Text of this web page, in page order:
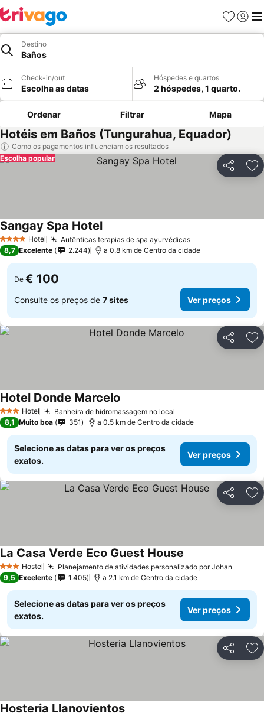
Favoritos
Iniciar
Destino
Baños
Check-in/out
Escolha as datas
Hóspedes e quartos
2 hóspedes, 1 quarto.
Ordenar Filtrar Mapa
Hotéis em Baños (Tungurahua, Equador)
Como os pagamentos influenciam os resultados
Partilhar
Escolha popular
4 EstrelasHotel Autênticas terapias de spa ayurvédicas
Sangay Spa Hotel
8,7 Excelente 2.244 a 0.8 km de Centro da cidade
De € 100
Consulte os preços de 7 sites Ver preços
Partilhar
3 EstrelasHotel Banheira de hidromassagem no local
Hotel Donde Marcelo
8,1 Muito boa 351 a 0.5 km de Centro da cidade
Selecione as datas para ver os preços
exatos.
Ver preços
Partilhar
3 EstrelasHostel Planejamento de atividades personalizado por Johan
La Casa Verde Eco Guest House
9,5 Excelente 1.405 a 2.1 km de Centro da cidade
Selecione as datas para ver os preços
exatos.
Ver preços
Partilhar
Hosteria Llanovientos